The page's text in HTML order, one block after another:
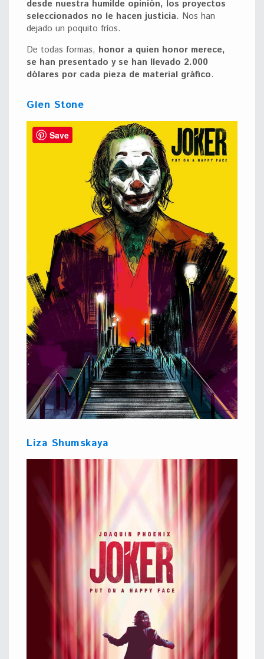
desde nuestra humilde opinión, los proyectos
seleccionados no le hacen justicia. Nos han
dejado un poquito fríos.
De todas formas, honor a quien honor merece,
se han presentado y se han llevado 2.000
dólares por cada pieza de material gráfico.
Glen Stone
Liza Shumskaya
Save